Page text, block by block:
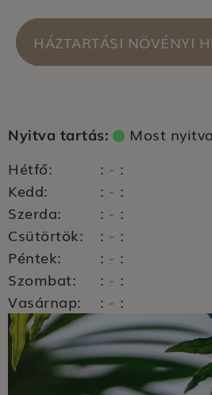
HÁZTARTÁSI NÖVÉNYI
Nyitva tartás:
Most
Hétfő:
: - :
Kedd:
: - :
Szerda:
: - :
Csütörtök:
: - :
Péntek:
: - :
Szombat:
: - :
Vasárnap:
: - :